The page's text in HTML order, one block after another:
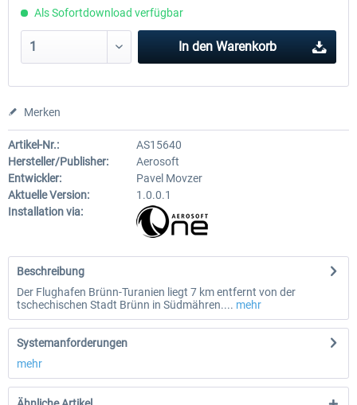
Als Sofortdownload verfügbar
In den Warenkorb
Merken
Artikel-Nr.:
AS15640
Hersteller/Publisher:
Aerosoft
Entwickler:
Pavel Movzer
Aktuelle Version:
1.0.0.1
Installation via:
Beschreibung
Der Flughafen Brünn-Turanien liegt 7 km entfernt von der
tschechischen Stadt Brünn in Südmähren.... mehr
Systemanforderungen
mehr